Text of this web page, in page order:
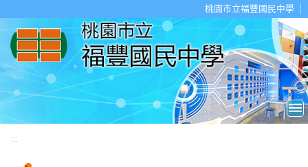
桃園市立福豐國民中學
:::